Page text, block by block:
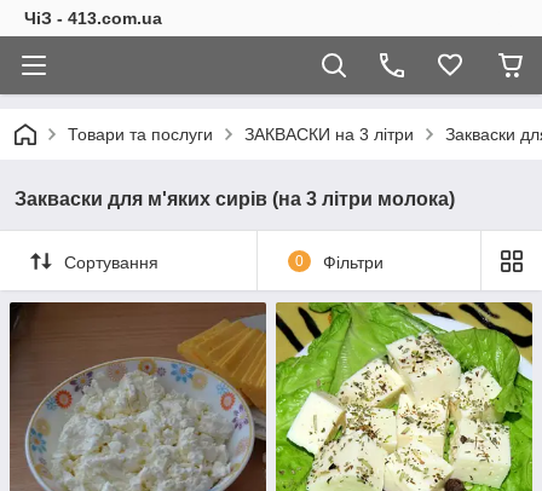
ЧіЗ - 413.com.ua
Товари та послуги ЗАКВАСКИ на 3 літри Закваски
Закваски для м'яких сирів (на 3 літри молока)
Сортування 0 Фільтри